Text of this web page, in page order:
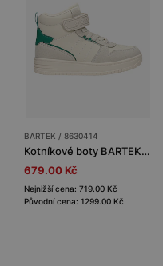
BARTEK / 8630414
Kotníkové boty BARTEK 86304-14, béžovo-zelené
679.00 Kč
Nejnižší cena: 719.00 Kč
Původní cena: 1299.00 Kč